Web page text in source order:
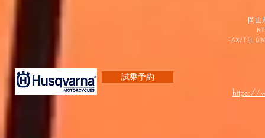
岡山
FAX/TEL
試乗予約
https://